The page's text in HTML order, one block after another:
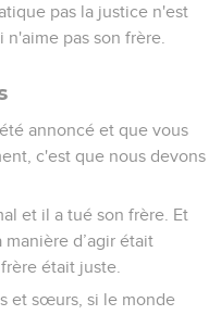
pas la justice n'est
pas son frère.
annoncé et que vous
c'est que nous devons
et il a tué son frère. Et
manière d’agir était
était juste.
et sœurs, si le monde